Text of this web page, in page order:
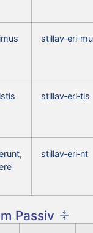
stillav‑eri‑tis
stillav‑eri‑nt
Passiv